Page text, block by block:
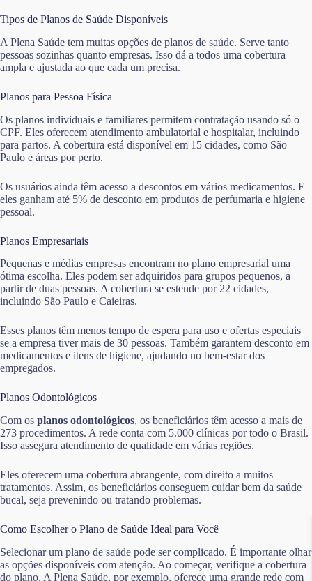
Tipos de Planos de Saúde Disponíveis
A Plena Saúde tem muitas opções de planos de saúde. Serve tanto
pessoas sozinhas quanto empresas. Isso dá a todos uma cobertura
ampla e ajustada ao que cada um precisa.
Planos para Pessoa Física
Os planos individuais e familiares permitem contratação usando só o
CPF. Eles oferecem atendimento ambulatorial e hospitalar, incluindo
para partos. A cobertura está disponível em 15 cidades, como São
Paulo e áreas por perto.
Os usuários ainda têm acesso a descontos em vários medicamentos. E
eles ganham até 5% de desconto em produtos de perfumaria e higiene
pessoal.
Planos Empresariais
Pequenas e médias empresas encontram no plano empresarial uma
ótima escolha. Eles podem ser adquiridos para grupos pequenos, a
partir de duas pessoas. A cobertura se estende por 22 cidades,
incluindo São Paulo e Caieiras.
Esses planos têm menos tempo de espera para uso e ofertas especiais
se a empresa tiver mais de 30 pessoas. Também garantem desconto em
medicamentos e itens de higiene, ajudando no bem-estar dos
empregados.
Planos Odontológicos
Com os planos odontológicos, os beneficiários têm acesso a mais de
273 procedimentos. A rede conta com 5.000 clínicas por todo o Brasil.
Isso assegura atendimento de qualidade em várias regiões.
Eles oferecem uma cobertura abrangente, com direito a muitos
tratamentos. Assim, os beneficiários conseguem cuidar bem da saúde
bucal, seja prevenindo ou tratando problemas.
Como Escolher o Plano de Saúde Ideal para Você
Selecionar um plano de saúde pode ser complicado. É importante olhar
as opções disponíveis com atenção. Ao começar, verifique a cobertura
do plano. A Plena Saúde, por exemplo, oferece uma grande rede com